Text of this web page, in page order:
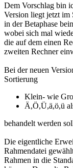
Dem Vorschlag bin
Version liegt jetzt im
in der Betaphase
wobei sich mal
die auf dem einen
zweiten Rechner
Bei der neuen
Sortierung
Klein- wie
Ä,Ö,Ü,ä,ö,ü
behandelt werden
Die eigentliche
Rahmendatei
Rahmen in die